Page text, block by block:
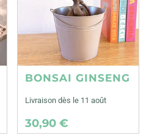
BONSAI GINSENG
Livraison dès le 11 août
30,90 €